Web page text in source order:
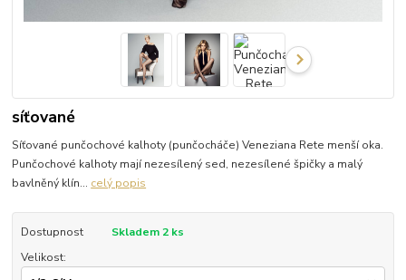
síťované
Síťované punčochové kalhoty (punčocháče) Veneziana Rete menší oka.
Punčochové kalhoty mají nezesílený sed, nezesílené špičky a malý
bavlněný klín... celý popis
Dostupnost
Skladem 2 ks
Velikost: